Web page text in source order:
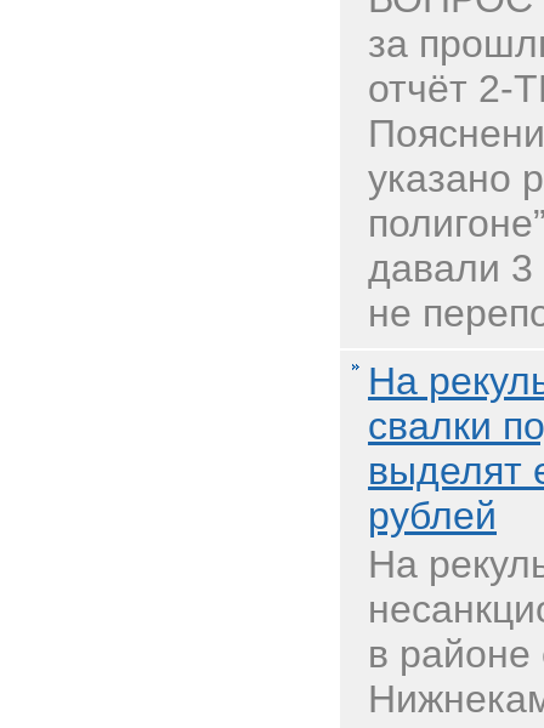
за
отчёт 2-
указано
давали 3
не
На
свалки
выделят
рублей
На
в районе